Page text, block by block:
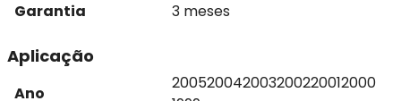
Garantia
3 meses
Aplicação
Ano
200520042003200220012000